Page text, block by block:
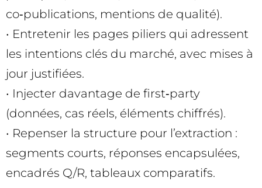
co‑publications, mentions de qualité).
• Entretenir les pages piliers qui adressent
les intentions clés du marché, avec mises à
jour justifiées.
• Injecter davantage de first‑party
(données, cas réels, éléments chiffrés).
• Repenser la structure pour l’extraction :
segments courts, réponses encapsulées,
encadrés Q/R, tableaux comparatifs.